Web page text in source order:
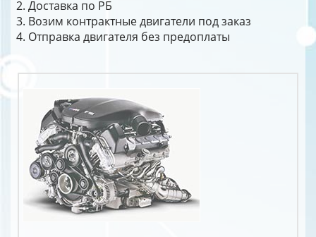
Доставка по РБ
Возим контрактные двигатели под заказ
Отправка двигателя без предоплаты